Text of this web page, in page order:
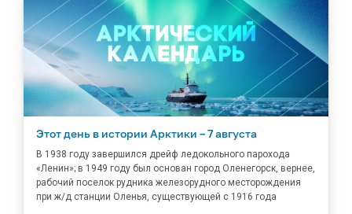
Этот день в истории Арктики – 7 августа
В 1938 году завершился дрейф ледокольного парохода
«Ленин»; в 1949 году был основан город Оленегорск, вернее,
рабочий поселок рудника железорудного месторождения
при ж/д станции Оленья, существующей с 1916 года